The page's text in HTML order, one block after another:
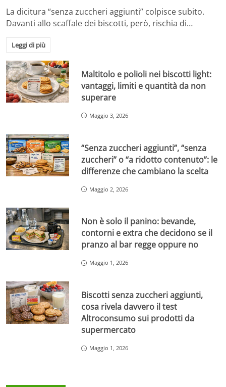
La dicitura “senza zuccheri aggiunti” colpisce subito.
Davanti allo scaffale dei biscotti, però, rischia di…
Leggi di più
Maltitolo e polioli nei biscotti light:
vantaggi, limiti e quantità da non
superare
Maggio 3, 2026
“Senza zuccheri aggiunti”, “senza
zuccheri” o “a ridotto contenuto”: le
differenze che cambiano la scelta
Maggio 2, 2026
Non è solo il panino: bevande,
contorni e extra che decidono se il
pranzo al bar regge oppure no
Maggio 1, 2026
Biscotti senza zuccheri aggiunti,
cosa rivela davvero il test
Altroconsumo sui prodotti da
supermercato
Maggio 1, 2026